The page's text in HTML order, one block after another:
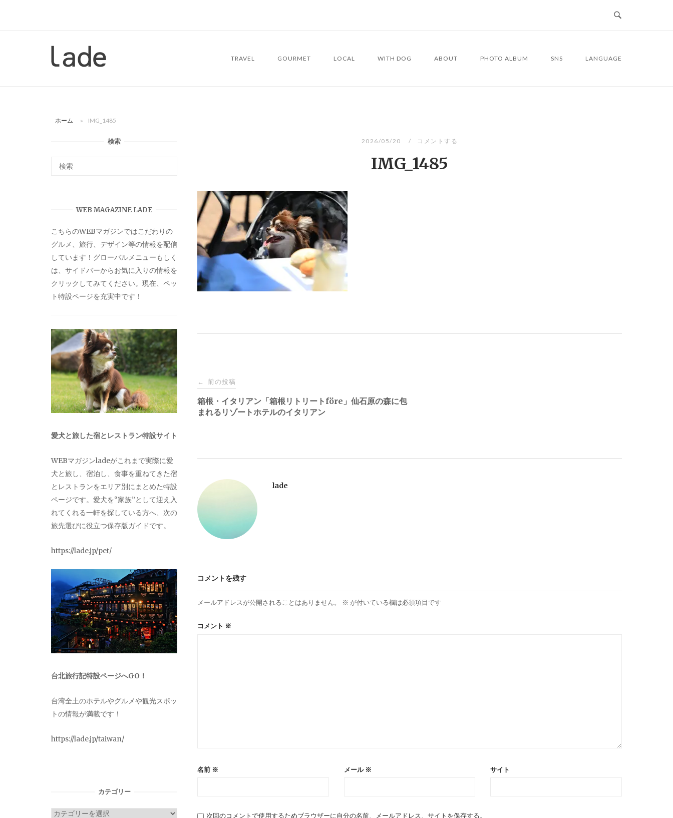
ー
TRAVEL GOURMET LOCAL WITH DOG ABOUT PHOTO ALBUM SNS LANGUAGE
ホーム » IMG_1485
2026/05/20 コメントする
IMG_1485
投
稿
ゲ
ー
シ
ン
← 前の投稿
箱根・イタリアン「箱根リトリートföre」仙石原の森に包
まれるリゾートホテルのイタリアン
lade
コメントを残す
メールアドレスが公開されることはありません。 ※ が付いている欄は必須項目です
コメント ※
名前 ※ メール ※ サイト
次回のコメントで使用するためブラウザーに自分の名前、メールアドレス、サイトを保存する。
検索
WEB MAGAZINE LADE
こちらのWEBマガジンではこだわりの
グルメ、旅行、デザイン等の情報を配信
しています！グローバルメニューもしく
は、サイドバーからお気に入りの情報を
クリックしてみてください。現在、ペッ
ト特設ページを充実中です！
愛犬と旅した宿とレストラン特設サイト
WEBマガジンladeがこれまで実際に愛
犬と旅し、宿泊し、食事を重ねてきた宿
とレストランをエリア別にまとめた特設
ページです。愛犬を“家族”として迎え入
れてくれる一軒を探している方へ、次の
旅先選びに役立つ保存版ガイドです。
https://lade.jp/pet/
台北旅行記特設ページへGO！
台湾全土のホテルやグルメや観光スポッ
トの情報が満載です！
https://lade.jp/taiwan/
カテゴリー
カ